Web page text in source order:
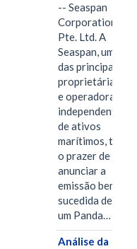
-- Seaspan
Corporation
Pte. Ltd. A
Seaspan, uma
das principais
proprietárias
e operadoras
independentes
de ativos
marítimos, tem
o prazer de
anunciar a
emissão bem-
sucedida de
um Panda…
Análise da